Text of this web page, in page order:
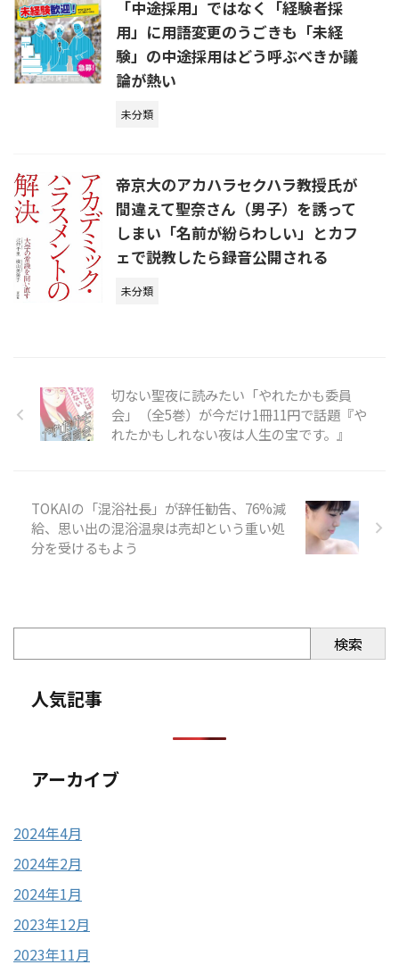
「中途採用」ではなく「経験者採
用」に用語変更のうごきも「未経
験」の中途採用はどう呼ぶべきか議
論が熱い
未分類
帝京大のアカハラセクハラ教授氏が
間違えて聖奈さん（男子）を誘って
しまい「名前が紛らわしい」とカフ
ェで説教したら録音公開される
未分類
切ない聖夜に読みたい「やれたかも委員
会」（全5巻）が今だけ1冊11円で話題『や
れたかもしれない夜は人生の宝です。』
TOKAIの「混浴社長」が辞任勧告、76%減
給、思い出の混浴温泉は売却という重い処
分を受けるもよう
検索
人気記事
アーカイブ
2024年4月
2024年2月
2024年1月
2023年12月
2023年11月